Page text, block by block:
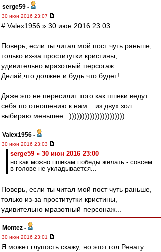
serge59 -
30 июн 2016 23:07
# Valex1956 » 30 июн 2016 23:03
Поверь, если ты читал мой пост чуть раньше,
только из-за проститутки кристины,
удивительно мразотный персогаж...
Делай,что должен.и будь что будет!
Даже это не пересилит того как пшеки ведут
себя по отношению к нам....из двух зол
выбираю меньшее...))))))))))))))))))))))
Valex1956 -
30 июн 2016 23:03
serge59 » 30 июн 2016 23:00
но как можно пшекам победы желать - совсем
в голове не укладывается...
Поверь, если ты читал мой пост чуть раньше,
только из-за проститутки кристины,
удивительно мразотный персонаж...
Montez -
30 июн 2016 23:01
Я может глупость скажу, но этот гол Ренату